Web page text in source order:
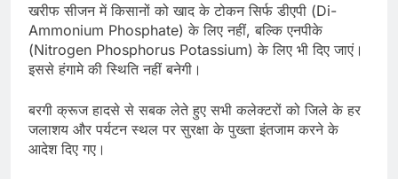
खरीफ सीजन में किसानों को खाद के टोकन सिर्फ डीएपी (Di-
Ammonium Phosphate) के लिए नहीं, बल्कि एनपीके
(Nitrogen Phosphorus Potassium) के लिए भी दिए जाएं।
इससे हंगामे की स्थिति नहीं बनेगी।
बरगी क्रूज हादसे से सबक लेते हुए सभी कलेक्टरों को जिले के हर
जलाशय और पर्यटन स्थल पर सुरक्षा के पुख्ता इंतजाम करने के
आदेश दिए गए।